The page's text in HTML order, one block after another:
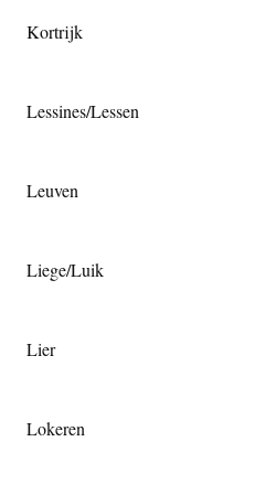
Kortrijk
Lessines/Lessen
Leuven
Liege/Luik
Lier
Lokeren